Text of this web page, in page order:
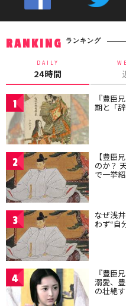
RANKING ランキング
DAILY
24時間
1 『豊臣
期と「
2 【豊臣
のか？
で一挙
3 なぜ浅
わず“自
4 『豊臣
溺愛、
の壮絶